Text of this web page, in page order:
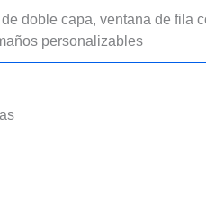
doble capa, ventana de fila
personalizables